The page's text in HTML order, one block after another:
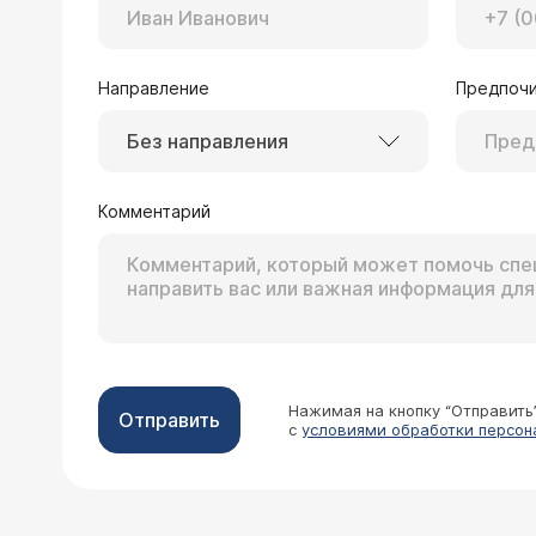
телефону 107-75-54.
Как эндопротезирование молочных желез может
Вы не должны
молочных желез
и
28.01.2002 Анна, 42 года
Направление
Без направления
Комментарий
Отправить
Нажимая на кнопку
с условиями обработки